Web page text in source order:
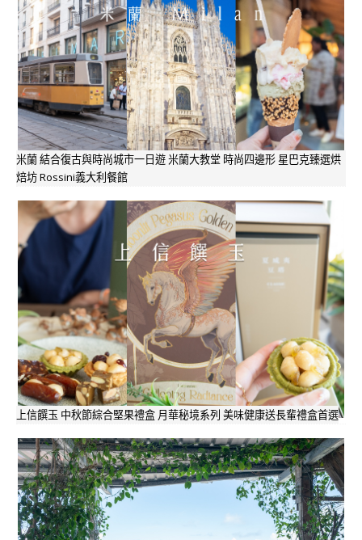
米蘭 結合復古與時尚城市一日遊 米蘭大教堂 時尚四邊形 星巴克臻選烘
焙坊 Rossini義大利餐館
上信饌玉 中秋節綜合堅果禮盒 月華秘境系列 美味健康送長輩禮盒首選